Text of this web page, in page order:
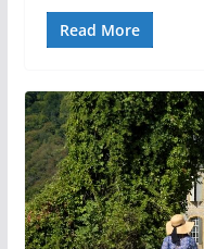
Read More